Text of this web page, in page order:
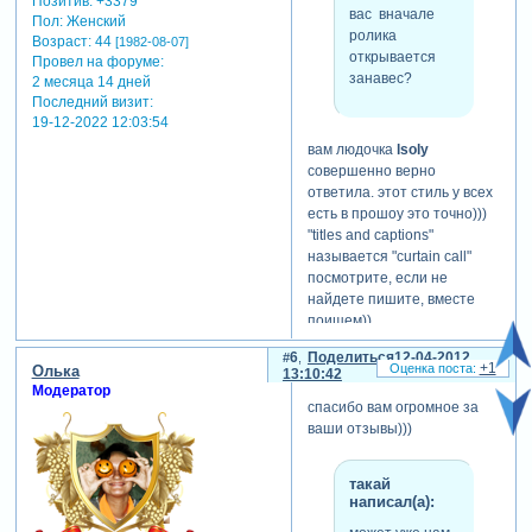
Пол:Женский
Возраст:44 [1982-08-07]
Провел на форуме:
2 месяца 14 дней
Последний визит:
19-12-2022 12:03:54
вас вначале
ролика
открывается
занавес?
вам людочка lsoly
совершенно верно
ответила. этот стиль у всех
есть в прошоу это точно)))
"titles and captions"
называется "curtain call"
посмотрите, если не
найдете пишите, вместе
поищем))
Поделиться
6
12-04-2012
13:10:42
Олька
Модератор
спасибо вам огромное за
ваши отзывы)))
такай
написал(а):
+1